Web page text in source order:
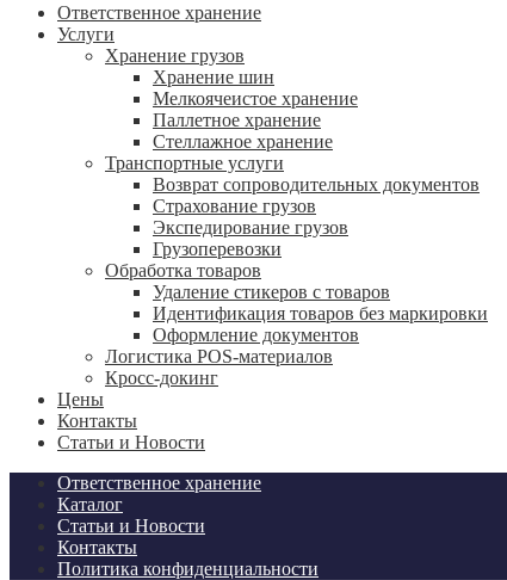
Ответственное хранение
Услуги
Хранение грузов
Хранение шин
Мелкоячеистое хранение
Паллетное хранение
Стеллажное хранение
Транспортные услуги
Возврат сопроводительных документов
Страхование грузов
Экспедирование грузов
Грузоперевозки
Обработка товаров
Удаление стикеров с товаров
Идентификация товаров без маркировки
Оформление документов
Логистика POS-материалов
Кросс-докинг
Цены
Контакты
Статьи и Новости
Ответственное хранение
Каталог
Статьи и Новости
Контакты
Политика конфиденциальности